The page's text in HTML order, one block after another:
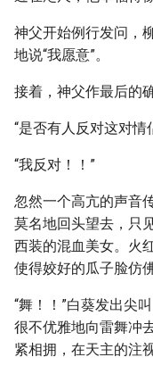
神父开始例行发问，
地说“我愿意”。
接着，神父作最后的确
“是否有人反对这对情
“我反对！！”
忽然一个高亢的声音
莫名地回头望去，只
西装的混血美女。火
使得姣好的瓜子脸仿
“舞！！”白葵发出尖
很不优雅地向雷舞冲
紧相拥，在天主的注